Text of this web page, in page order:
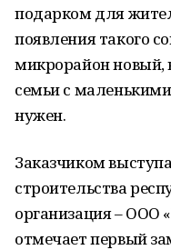
подарком для
появления такого
микрорайон новый,
семьи с
нужен.
Заказчиком
строительства
организация –
отмечает первый